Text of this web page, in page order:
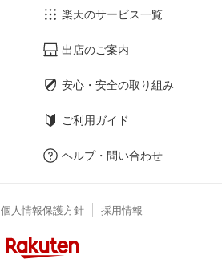
楽天のサービス一覧
出店のご案内
安心・安全の取り組み
ご利用ガイド
ヘルプ・問い合わせ
個人情報保護方針 採用情報